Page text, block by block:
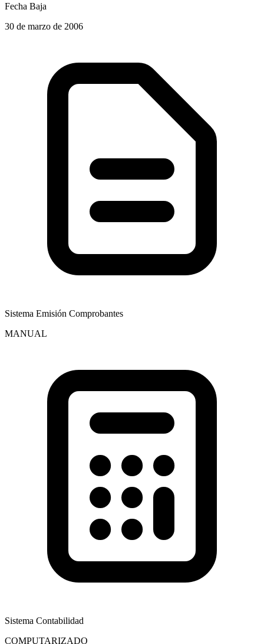
Fecha Baja
30 de marzo de 2006
Sistema Emisión Comprobantes
MANUAL
Sistema Contabilidad
COMPUTARIZADO